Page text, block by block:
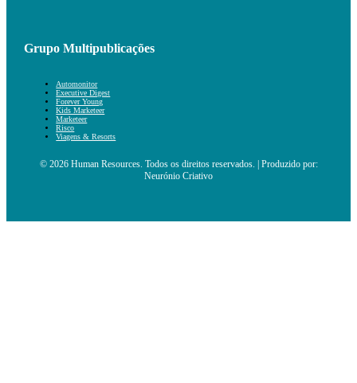
Grupo Multipublicações
Automonitor
Executive Digest
Forever Young
Kids Marketeer
Marketeer
Risco
Viagens & Resorts
© 2026 Human Resources. Todos os direitos reservados. | Produzido por:
Neurónio Criativo